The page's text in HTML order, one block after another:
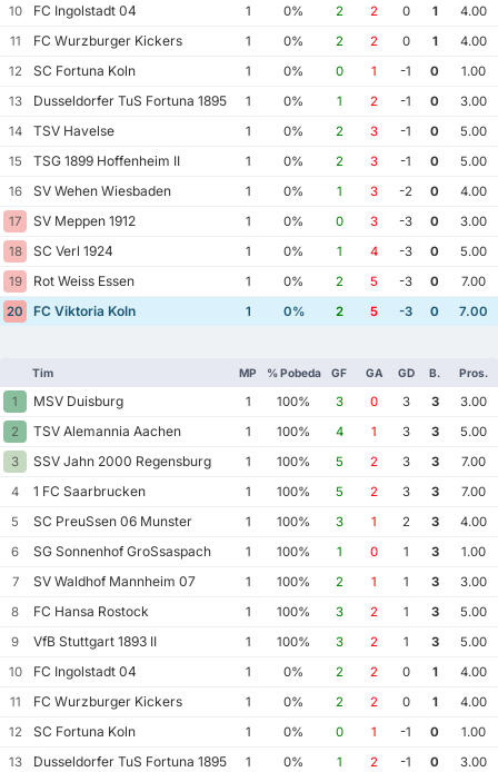
10
FC Ingolstadt 04 1 0% 2 2 0 1
4.00
11
FC Wurzburger Kickers 1 0% 2 2 0 1
4.00
12
SC Fortuna Koln 1 0% 0 1 -1 0
1.00
13
Dusseldorfer TuS Fortuna 1895 1 0% 1 2 -1 0
3.00
14
TSV Havelse 1 0% 2 3 -1 0
5.00
15
TSG 1899 Hoffenheim II 1 0% 2 3 -1 0
5.00
16
SV Wehen Wiesbaden 1 0% 1 3 -2 0
4.00
17
SV Meppen 1912 1 0% 0 3 -3 0
3.00
18
SC Verl 1924 1 0% 1 4 -3 0
5.00
19
Rot Weiss Essen 1 0% 2 5 -3 0
7.00
20
FC Viktoria Koln 1 0% 2 5 -3 0 7.00
Tim MP % Pobeda GF GA GD B. Pros.
1 MSV Duisburg 1 100% 3 0 3 3
3.00
2
TSV Alemannia Aachen 1 100% 4 1 3 3
5.00
3
SSV Jahn 2000 Regensburg 1 100% 5 2 3 3
7.00
4
1 FC Saarbrucken 1 100% 5 2 3 3
7.00
5
SC PreuSsen 06 Munster 1 100% 3 1 2 3
4.00
6
SG Sonnenhof GroSsaspach 1 100% 1 0 1 3
1.00
7
SV Waldhof Mannheim 07 1 100% 2 1 1 3
3.00
8
FC Hansa Rostock 1 100% 3 2 1 3
5.00
9
VfB Stuttgart 1893 II 1 100% 3 2 1 3
5.00
10
FC Ingolstadt 04 1 0% 2 2 0 1
4.00
11
FC Wurzburger Kickers 1 0% 2 2 0 1
4.00
12
SC Fortuna Koln 1 0% 0 1 -1 0
1.00
13
Dusseldorfer TuS Fortuna 1895 1 0% 1 2 -1 0
3.00